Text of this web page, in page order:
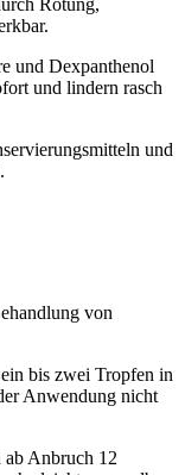
Rötung,
und Dexpanthenol
und lindern rasch
und
von
bis zwei Tropfen in
Anwendung nicht
ab Anbruch 12